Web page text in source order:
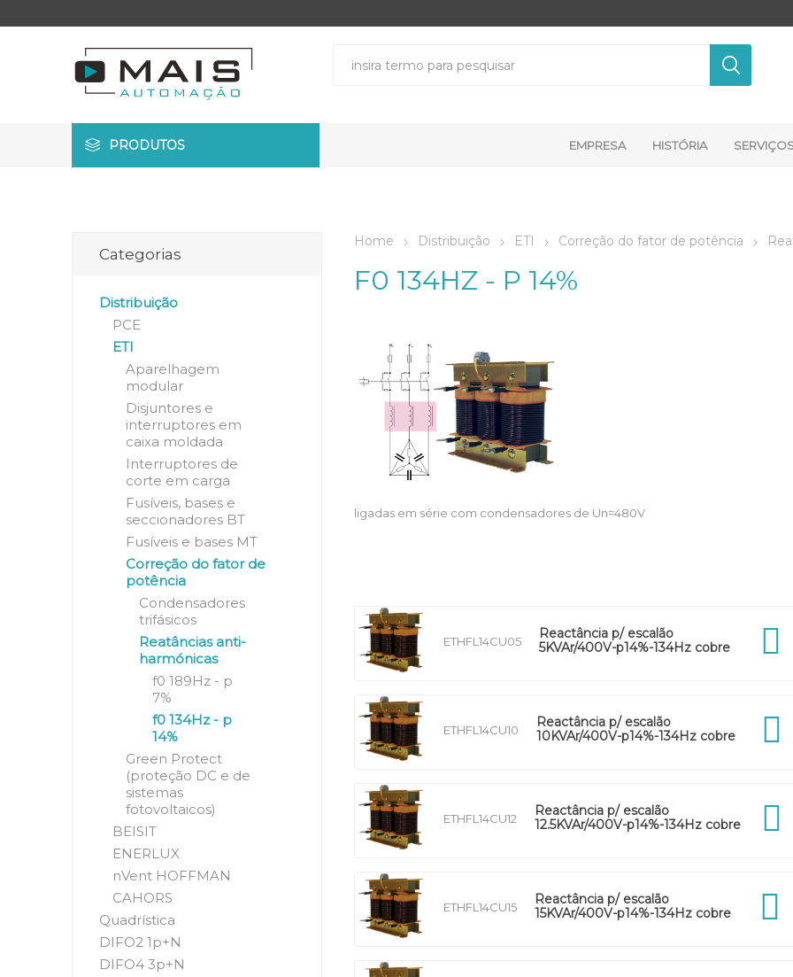
PRODUTOS EMPRESA HISTÓRIA
Home Distribuição ETI Correção do fator de potência
F0 134HZ - P 14%
ligadas em série com condensadores de Un=480V
ETHFL14CU05
Reactância p/ escalão
5KVAr/400V-p14%-134Hz cobre
ETHFL14CU10
Reactância p/ escalão
10KVAr/400V-p14%-134Hz cobre
ETHFL14CU12
Reactância p/ escalão
12.5KVAr/400V-p14%-134Hz cobre
ETHFL14CU15
Reactância p/ escalão
15KVAr/400V-p14%-134Hz cobre
Categorias
Distribuição
PCE
ETI
Aparelhagem
modular
Disjuntores e
interruptores em
caixa moldada
Interruptores de
corte em carga
Fusíveis, bases e
seccionadores BT
Fusíveis e bases MT
Correção do fator de
potência
Condensadores
trifásicos
Reatâncias anti-
harmónicas
f0 189Hz - p
7%
f0 134Hz - p
14%
Green Protect
(proteção DC e de
sistemas
fotovoltaicos)
BEISIT
ENERLUX
nVent HOFFMAN
CAHORS
Quadrística
DIFO2 1p+N
DIFO4 3p+N